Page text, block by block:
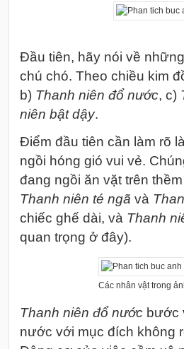
Đầu tiên, hãy nói về
chú chó. Theo chiều kim
b) Thanh niên đổ nước, c)
niên bật dậy.
Điểm đầu tiên cần làm rõ
ngồi hóng gió vui vẻ.
đang ngồi ăn vặt trên
Thanh niên té ngã và
chiếc ghế dài, và Thanh
quan trọng ở đây).
Các nhân vật trong
Thanh niên đổ nước bước
nước với mục đích không